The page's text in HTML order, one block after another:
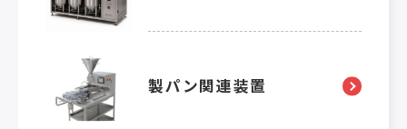
製パン関連装置